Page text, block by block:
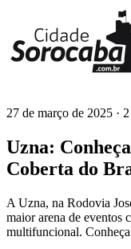
27 de março de 2025 ·
Uzna:
Coberta do
A Uzna, na Rodovia
maior arena de eventos
multifuncional. Conheça